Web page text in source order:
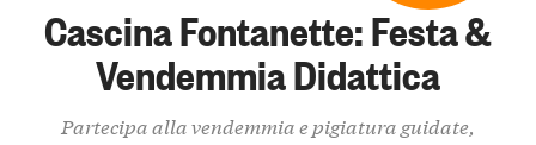
Cascina Fontanette: Festa &
Vendemmia Didattica
Partecipa alla vendemmia e pigiatura guidate,